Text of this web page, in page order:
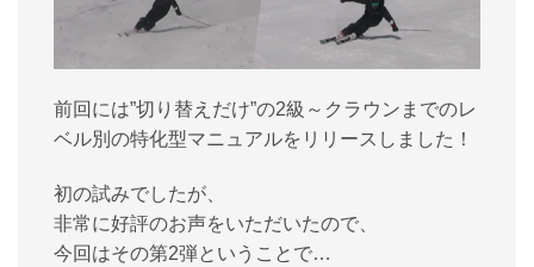
前回には”切り替えだけ”の2級～クラウンまでのレ
ベル別の特化型マニュアルをリリースしました！
初の試みでしたが、
非常に好評のお声をいただいたので、
今回はその第2弾ということで…